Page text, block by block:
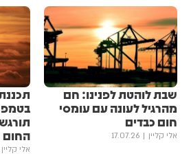
שבת לוהטת לפנינו: חם
מהרגיל לעונה עם עומסי
חום כבדים
אלי קליין 17.07.26
החום
אלי קליין